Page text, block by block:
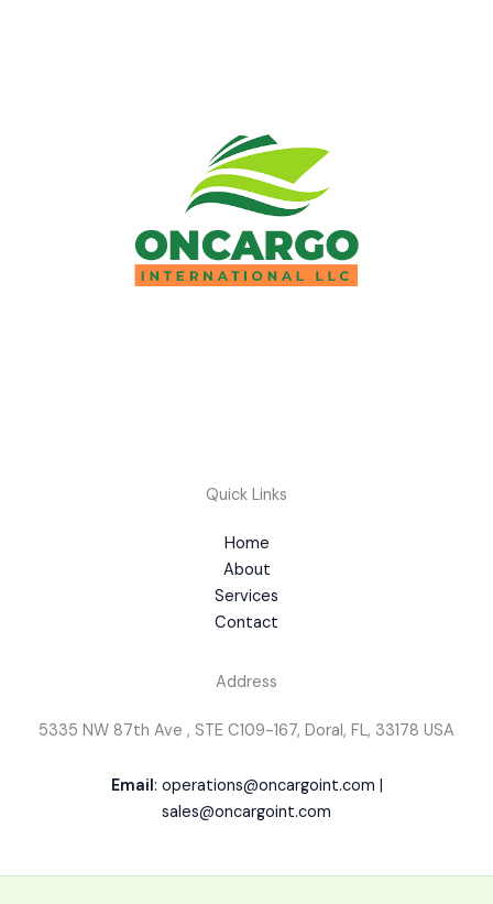
Quick Links
Home
About
Services
Contact
Address
5335 NW 87th Ave , STE C109-167, Doral, FL, 33178 USA
Email: operations@oncargoint.com |
sales@oncargoint.com